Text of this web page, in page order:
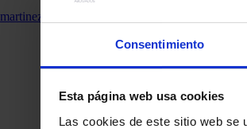
Consentimiento
Esta página web usa cookies
Las cookies de este sitio web se
martinez-admin